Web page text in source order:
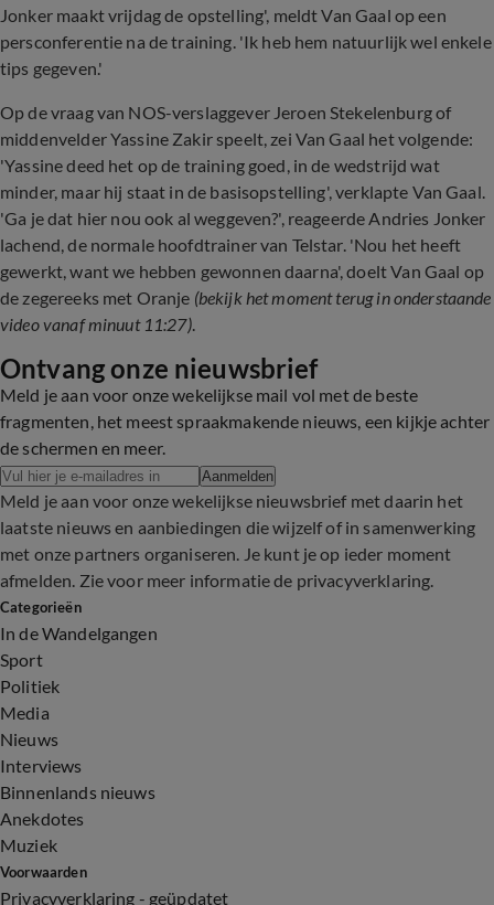
Jonker maakt vrijdag de opstelling', meldt Van Gaal op een
persconferentie na de training. 'Ik heb hem natuurlijk wel enkele
tips gegeven.'
Op de vraag van NOS-verslaggever Jeroen Stekelenburg of
middenvelder Yassine Zakir speelt, zei Van Gaal het volgende:
'Yassine deed het op de training goed, in de wedstrijd wat
minder, maar hij staat in de basisopstelling', verklapte Van Gaal.
'Ga je dat hier nou ook al weggeven?', reageerde Andries Jonker
lachend, de normale hoofdtrainer van Telstar. 'Nou het heeft
gewerkt, want we hebben gewonnen daarna', doelt Van Gaal op
de zegereeks met Oranje (bekijk het moment terug in onderstaande
video vanaf minuut 11:27).
Ontvang onze nieuwsbrief
Meld je aan voor onze wekelijkse mail vol met de beste
fragmenten, het meest spraakmakende nieuws, een kijkje achter
de schermen en meer.
Aanmelden
Meld je aan voor onze wekelijkse nieuwsbrief met daarin het
laatste nieuws en aanbiedingen die wijzelf of in samenwerking
met onze partners organiseren. Je kunt je op ieder moment
afmelden. Zie voor meer informatie de privacyverklaring.
Categorieën
In de Wandelgangen
Sport
Politiek
Media
Nieuws
Interviews
Binnenlands nieuws
Anekdotes
Muziek
Voorwaarden
Privacyverklaring - geüpdatet